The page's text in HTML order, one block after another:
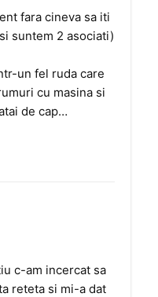
fara cineva sa iti
suntem 2 asociati)
un fel ruda care
cu masina si
de cap…
c-am incercat sa
reteta si mi-a dat